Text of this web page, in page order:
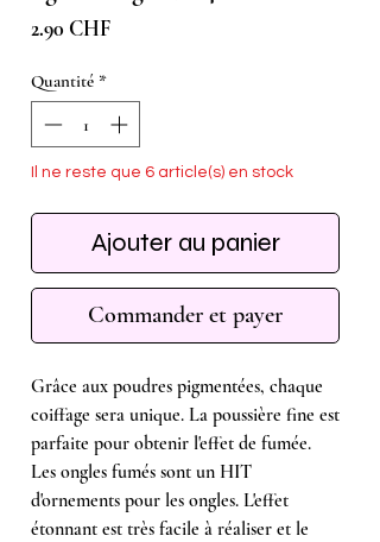
2.90 CHFPrix
Quantité *
Il ne reste que 6 article(s) en stock
Ajouter au panier
Commander et payer
Grâce aux poudres pigmentées, chaque
coiffage sera unique. La poussière fine est
parfaite pour obtenir l'effet de fumée.
Les ongles fumés sont un HIT
d'ornements pour les ongles. L'effet
étonnant est très facile à réaliser et le